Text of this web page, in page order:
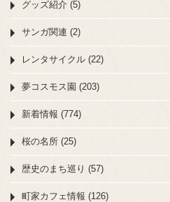
グッズ紹介 (5)
サンガ関連 (2)
レンタサイクル (22)
夢コスモス園 (203)
新着情報 (774)
桜の名所 (25)
歴史のまち巡り (57)
町家カフェ情報 (126)